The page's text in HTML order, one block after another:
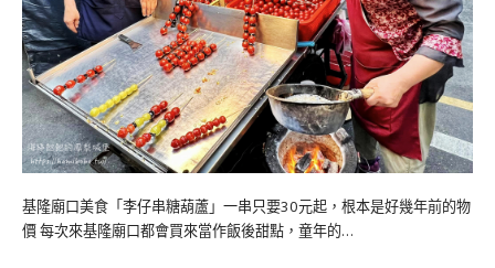
基隆廟口美食「李仔串糖葫蘆」一串只要30元起，根本是好幾年前的物
價 每次來基隆廟口都會買來當作飯後甜點，童年的…